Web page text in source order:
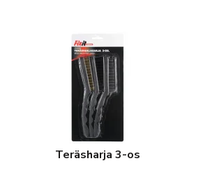
Teräsharja 3-os